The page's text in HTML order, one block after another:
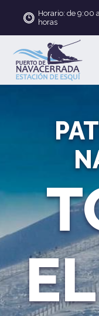
Horario: de 9:00
horas